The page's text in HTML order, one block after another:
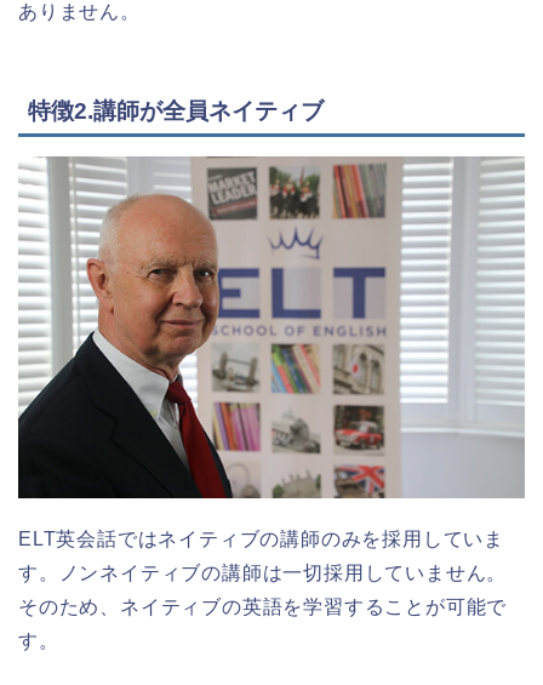
ありません。
特徴2.講師が全員ネイティブ
ELT英会話ではネイティブの講師のみを採用していま
す。ノンネイティブの講師は一切採用していません。
そのため、ネイティブの英語を学習することが可能で
す。